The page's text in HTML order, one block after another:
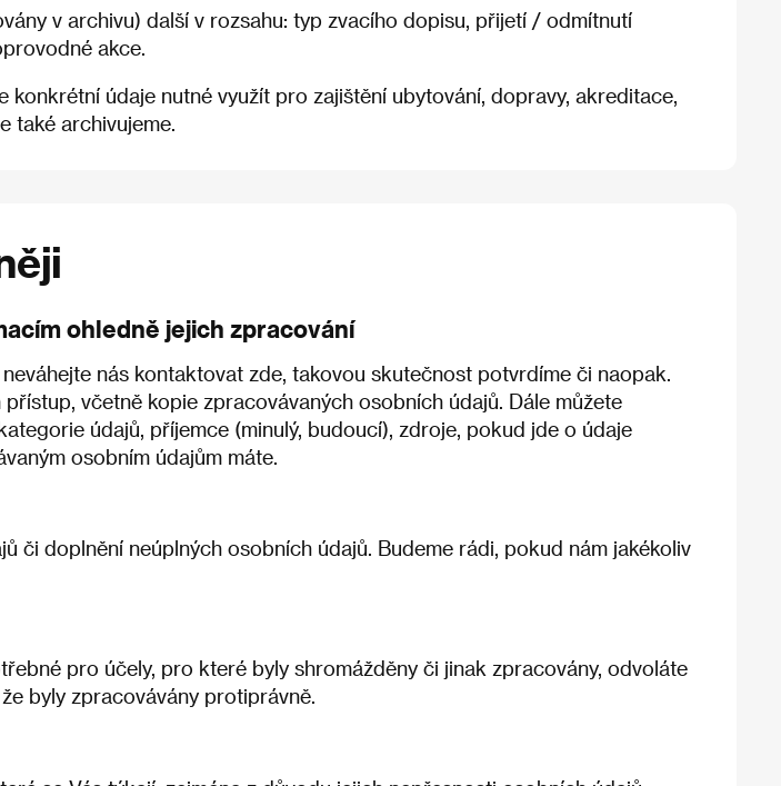
v archivu) další v rozsahu: typ zvacího dopisu, přijetí / odmítnutí
akce.
údaje nutné využít pro zajištění ubytování, dopravy, akreditace,
také archivujeme.
ohledně jejich zpracování
nás kontaktovat zde, takovou skutečnost potvrdíme či naopak.
včetně kopie zpracovávaných osobních údajů. Dále můžete
údajů, příjemce (minulý, budoucí), zdroje, pokud jde o údaje
osobním údajům máte.
či doplnění neúplných osobních údajů. Budeme rádi, pokud nám jakékoliv
pro účely, pro které byly shromážděny či jinak zpracovány, odvoláte
byly zpracovávány protiprávně.